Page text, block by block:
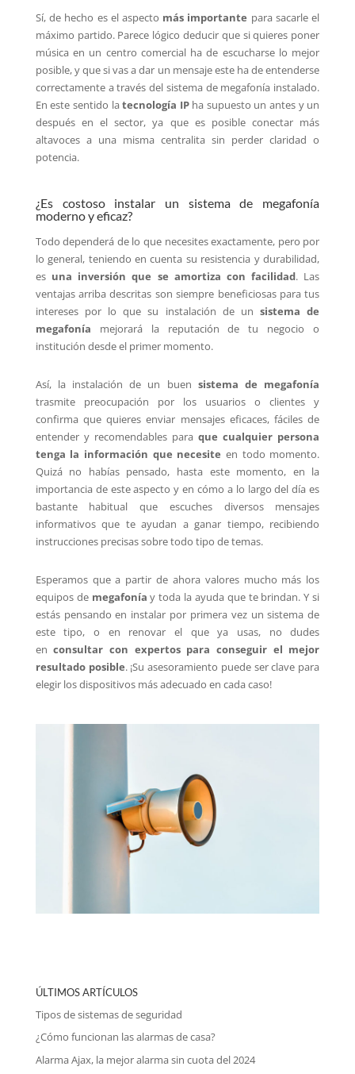
Sí, de hecho es el aspecto más importante para sacarle el
máximo partido. Parece lógico deducir que si quieres poner
música en un centro comercial ha de escucharse lo mejor
posible, y que si vas a dar un mensaje este ha de entenderse
correctamente a través del sistema de megafonía instalado.
En este sentido latecnología IP ha supuesto un antes y un
después en el sector, ya que es posible conectar más
altavoces a una misma centralita sin perder claridad o
potencia.
¿Es costoso instalar un sistema de megafonía
moderno y eficaz?
Todo dependerá de lo que necesites exactamente, pero por
lo general, teniendo en cuenta su resistencia y durabilidad,
es una inversión que se amortiza con facilidad. Las
ventajas arriba descritas son siempre beneficiosas para tus
intereses por lo que su instalación de unsistema de
megafonía mejorará la reputación de tu negocio o
institución desde el primer momento.
Así, la instalación de un buen sistema de megafonía
trasmite preocupación por los usuarios o clientes y
confirma que quieres enviar mensajes eficaces, fáciles de
entender y recomendables paraque cualquier persona
tenga la información que necesite en todo momento.
Quizá no habías pensado, hasta este momento, en la
importancia de este aspecto y en cómo a lo largo del día es
bastante habitual que escuches diversos mensajes
informativos que te ayudan a ganar tiempo, recibiendo
instrucciones precisas sobre todo tipo de temas.
Esperamos que a partir de ahora valores mucho más los
equipos de megafonía y toda la ayuda que te brindan. Y si
estás pensando en instalar por primera vez un sistema de
este tipo, o en renovar el que ya usas, no dudes
enconsultar con expertos para conseguir el mejor
resultado posible. ¡Su asesoramiento puede ser clave para
elegir los dispositivos más adecuado en cada caso!
ÚLTIMOS ARTÍCULOS
Tipos de sistemas de seguridad
¿Cómo funcionan las alarmas de casa?
Alarma Ajax, la mejor alarma sin cuota del 2024